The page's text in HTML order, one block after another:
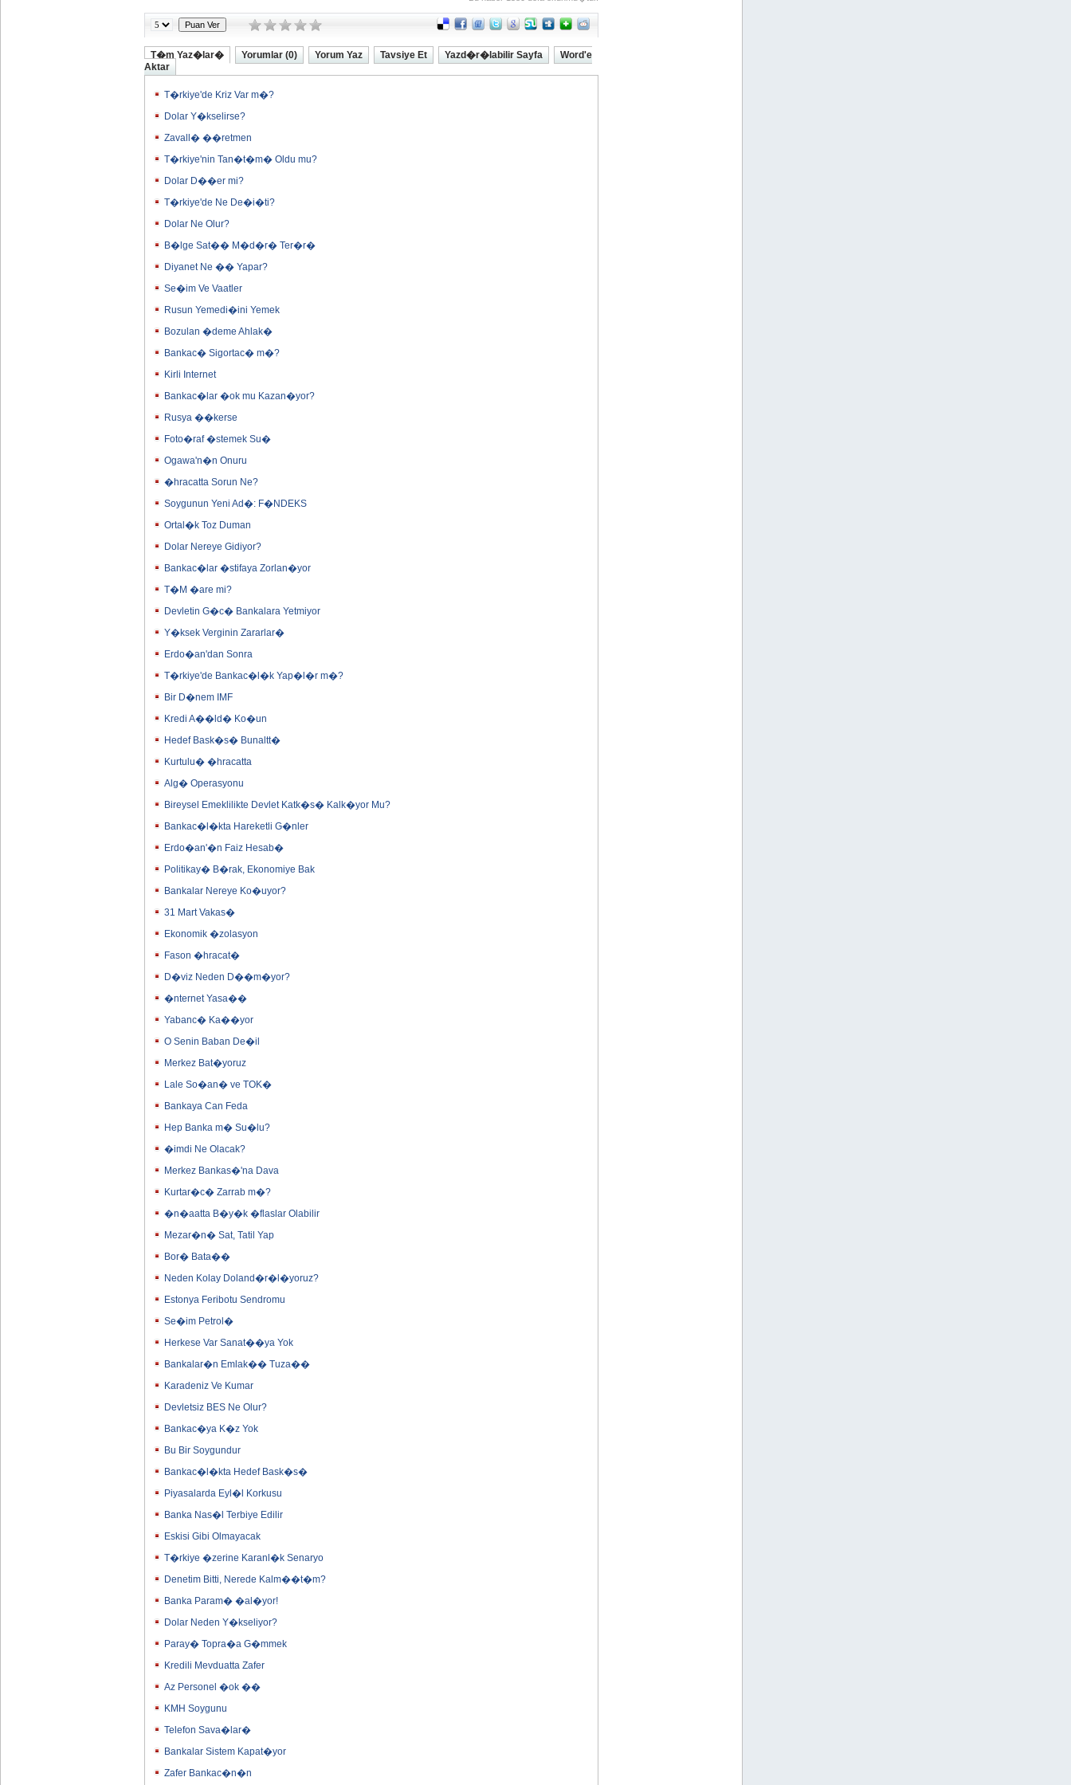
T�m Yaz�lar� Yorumlar (0) Yorum Yaz Tavsiye Et Yazd�r�labilir Sayfa
Word'e
Aktar
T�rkiye'de Kriz Var m�?
Dolar Y�kselirse?
Zavall� ��retmen
T�rkiye'nin Tan�t�m� Oldu mu?
Dolar D��er mi?
T�rkiye'de Ne De�i�ti?
Dolar Ne Olur?
B�lge Sat�� M�d�r� Ter�r�
Diyanet Ne �� Yapar?
Se�im Ve Vaatler
Rusun Yemedi�ini Yemek
Bozulan �deme Ahlak�
Bankac� Sigortac� m�?
Kirli Internet
Bankac�lar �ok mu Kazan�yor?
Rusya ��kerse
Foto�raf �stemek Su�
Ogawa'n�n Onuru
�hracatta Sorun Ne?
Soygunun Yeni Ad�: F�NDEKS
Ortal�k Toz Duman
Dolar Nereye Gidiyor?
Bankac�lar �stifaya Zorlan�yor
T�M �are mi?
Devletin G�c� Bankalara Yetmiyor
Y�ksek Verginin Zararlar�
Erdo�an'dan Sonra
T�rkiye'de Bankac�l�k Yap�l�r m�?
Bir D�nem IMF
Kredi A��ld� Ko�un
Hedef Bask�s� Bunaltt�
Kurtulu� �hracatta
Alg� Operasyonu
Bireysel Emeklilikte Devlet Katk�s� Kalk�yor Mu?
Bankac�l�kta Hareketli G�nler
Erdo�an'�n Faiz Hesab�
Politikay� B�rak, Ekonomiye Bak
Bankalar Nereye Ko�uyor?
31 Mart Vakas�
Ekonomik �zolasyon
Fason �hracat�
D�viz Neden D��m�yor?
�nternet Yasa��
Yabanc� Ka��yor
O Senin Baban De�il
Merkez Bat�yoruz
Lale So�an� ve TOK�
Bankaya Can Feda
Hep Banka m� Su�lu?
�imdi Ne Olacak?
Merkez Bankas�'na Dava
Kurtar�c� Zarrab m�?
�n�aatta B�y�k �flaslar Olabilir
Mezar�n� Sat, Tatil Yap
Bor� Bata��
Neden Kolay Doland�r�l�yoruz?
Estonya Feribotu Sendromu
Se�im Petrol�
Herkese Var Sanat��ya Yok
Bankalar�n Emlak�� Tuza��
Karadeniz Ve Kumar
Devletsiz BES Ne Olur?
Bankac�ya K�z Yok
Bu Bir Soygundur
Bankac�l�kta Hedef Bask�s�
Piyasalarda Eyl�l Korkusu
Banka Nas�l Terbiye Edilir
Eskisi Gibi Olmayacak
T�rkiye �zerine Karanl�k Senaryo
Denetim Bitti, Nerede Kalm��t�m?
Banka Param� �al�yor!
Dolar Neden Y�kseliyor?
Paray� Topra�a G�mmek
Kredili Mevduatta Zafer
Az Personel �ok ��
KMH Soygunu
Telefon Sava�lar�
Bankalar Sistem Kapat�yor
Zafer Bankac�n�n